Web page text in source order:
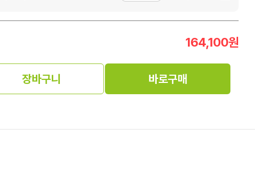
164,100원
장바구니 바로구매